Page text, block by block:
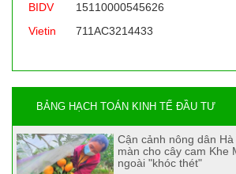
BIDV
15110000545626
Vietin
711AC3214433
BẢNG HẠCH TOÁN KINH TẾ ĐẦU TƯ
Cận cảnh nông dân
màn cho cây cam Khe
ngoài "khóc thét"